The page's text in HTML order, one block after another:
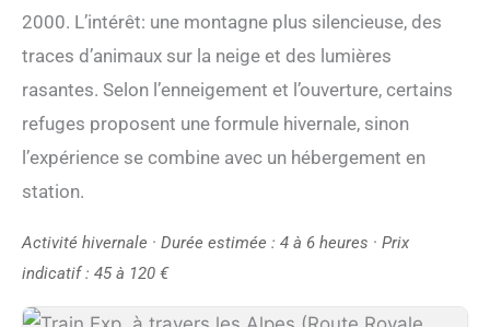
2000. L’intérêt: une montagne plus silencieuse, des
traces d’animaux sur la neige et des lumières
rasantes. Selon l’enneigement et l’ouverture, certains
refuges proposent une formule hivernale, sinon
l’expérience se combine avec un hébergement en
station.
Activité hivernale · Durée estimée : 4 à 6 heures · Prix
indicatif : 45 à 120 €